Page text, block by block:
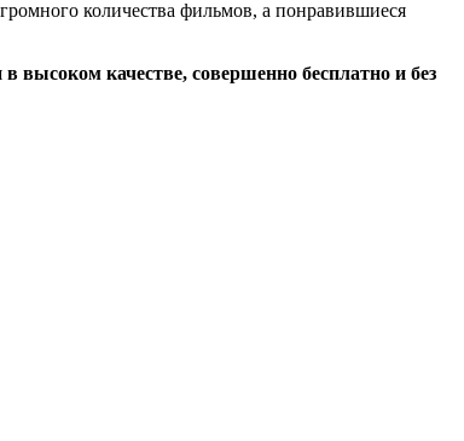
количества фильмов, а понравившиеся
качестве, совершенно бесплатно и без